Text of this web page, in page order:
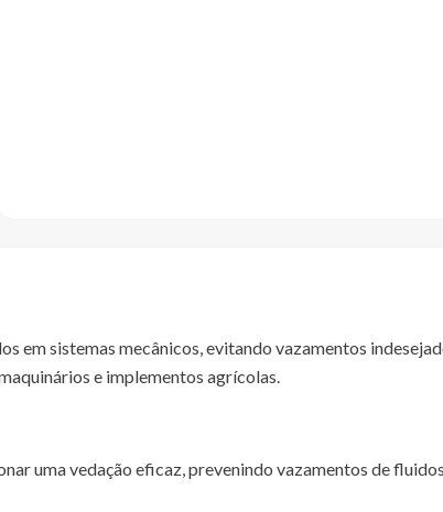
em sistemas mecânicos, evitando vazamentos
e implementos agrícolas.
uma vedação eficaz, prevenindo vazamentos de